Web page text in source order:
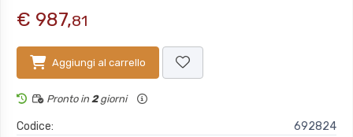
€ 987,81
Aggiungi al carrello
Pronto in 2giorni
Codice:
692824